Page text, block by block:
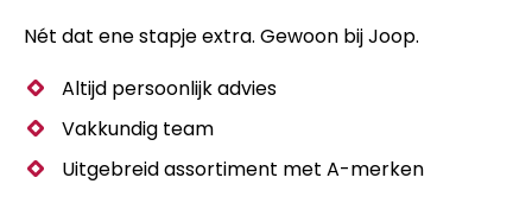
Nét dat ene stapje extra. Gewoon bij Joop.
Altijd persoonlijk advies
Vakkundig team
Uitgebreid assortiment met A-merken